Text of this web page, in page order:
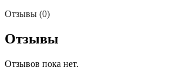
Отзывы (0)
Отзывы
Отзывов пока нет.